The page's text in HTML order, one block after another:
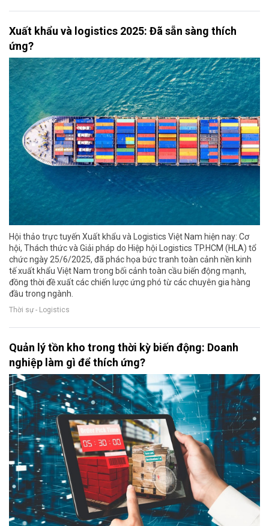
Xuất khẩu và logistics 2025: Đã sẵn sàng thích
ứng?
Hội thảo trực tuyến Xuất khẩu và Logistics Việt Nam hiện nay: Cơ
hội, Thách thức và Giải pháp do Hiệp hội Logistics TP.HCM (HLA) tổ
chức ngày 25/6/2025, đã phác họa bức tranh toàn cảnh nền kinh
tế xuất khẩu Việt Nam trong bối cảnh toàn cầu biến động mạnh,
đồng thời đề xuất các chiến lược ứng phó từ các chuyên gia hàng
đầu trong ngành.
Thời sự - Logistics
Quản lý tồn kho trong thời kỳ biến động: Doanh
nghiệp làm gì để thích ứng?